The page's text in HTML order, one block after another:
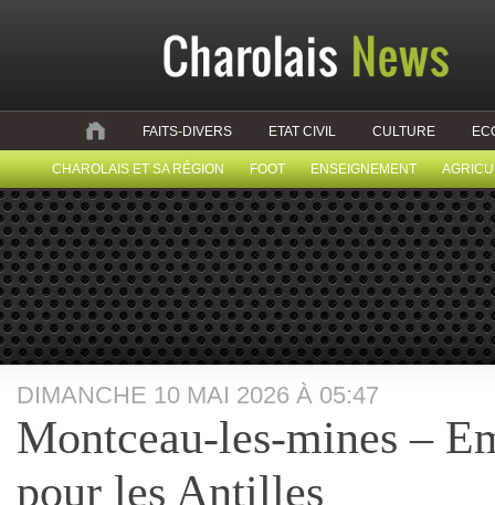
FAITS-DIVERS ETAT CIVIL CULTURE
CHAROLAIS ET SA RÉGION FOOT ENSEIGNEMENT
DIMANCHE 10 MAI 2026 À 05:47
Montceau-les-mines –
pour les Antilles